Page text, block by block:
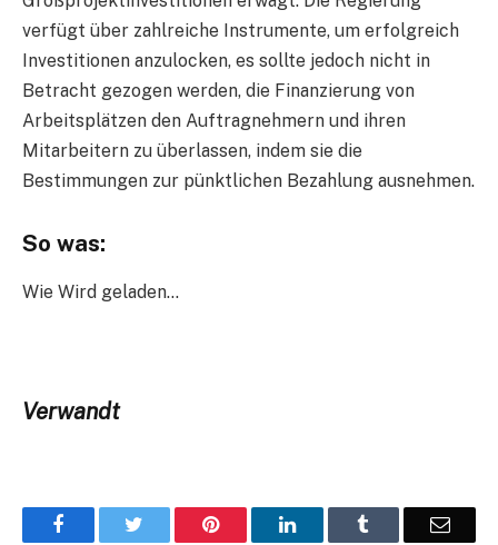
verfügt über zahlreiche Instrumente, um erfolgreich
Investitionen anzulocken, es sollte jedoch nicht in
Betracht gezogen werden, die Finanzierung von
Arbeitsplätzen den Auftragnehmern und ihren
Mitarbeitern zu überlassen, indem sie die
Bestimmungen zur pünktlichen Bezahlung ausnehmen.
So was:
Wie Wird geladen…
Verwandt
Facebook Pinterest LinkedIn Email